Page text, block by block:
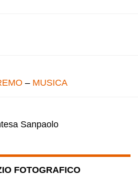
– MUSICA
Sanpaolo
FOTOGRAFICO